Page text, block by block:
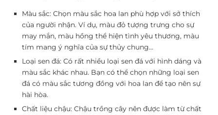
Màu sắc: Chọn màu sắc hoa lan phù hợp với sở thích
của người nhận. Ví dụ, màu đỏ tượng trưng cho sự
may mắn, màu hồng thể hiện tình yêu thương, màu
tím mang ý nghĩa của sự thủy chung…
Loại sen đá: Có rất nhiều loại sen đá với hình dáng và
màu sắc khác nhau. Bạn có thể chọn những loại sen
đá có màu sắc tương đồng với hoa lan để tạo nên sự
hài hòa.
Chất liệu chậu: Chậu trồng cây nên được làm từ chất